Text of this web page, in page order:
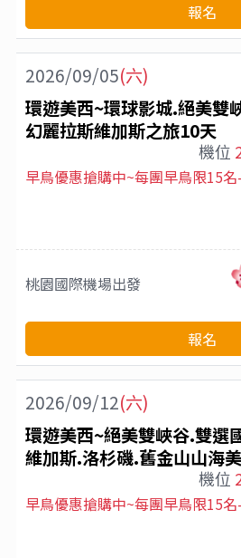
報名
2026/09/05(六)
環遊美西~環球影城.絕美雙
幻麗拉斯維加斯之旅10天
機位
早鳥優惠搶購中~每團早鳥限15
桃園國際機場出發
報名
2026/09/12(六)
環遊美西~絕美雙峽谷.雙選
維加斯.洛杉磯.舊金山山海
機位
早鳥優惠搶購中~每團早鳥限15